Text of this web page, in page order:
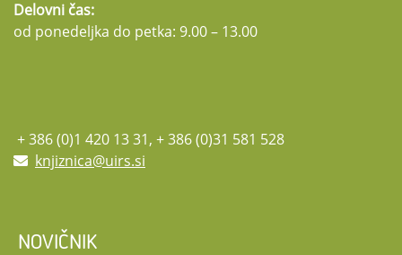
Delovni čas:
od ponedeljka do petka: 9.00 – 13.00
+ 386 (0)1 420 13 31, + 386 (0)31 581 528
knjiznica@uirs.si
NOVIČNIK